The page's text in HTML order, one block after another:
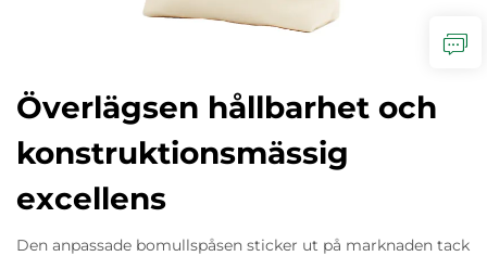
Överlägsen hållbarhet och
konstruktionsmässig
excellens
Den anpassade bomullspåsen sticker ut på marknaden tack